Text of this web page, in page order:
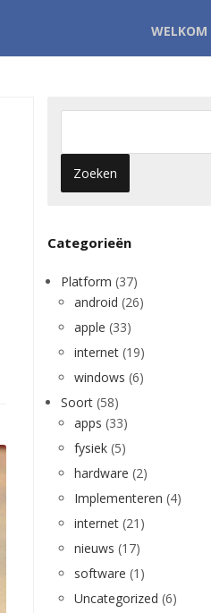
WELKOM
Categorieën
Platform (37)
android (26)
apple (33)
internet (19)
windows (6)
Soort (58)
apps (33)
fysiek (5)
hardware (2)
Implementeren (4)
internet (21)
nieuws (17)
software (1)
Uncategorized (6)